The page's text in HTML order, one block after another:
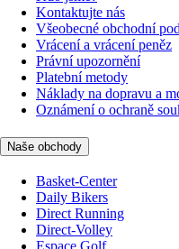
Kontaktujte nás
Všeobecné obchodní
Vrácení a vrácení peněz
Právní upozornění
Platební metody
Náklady na dopravu a
Oznámení o ochraně
Naše obchody
Basket-Center
Daily Bikers
Direct Running
Direct-Volley
Espace Golf